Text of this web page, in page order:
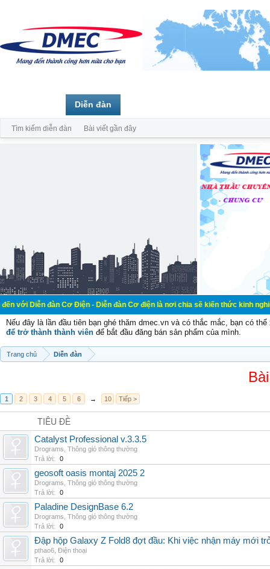
đàn Cơ Điện - Diễn đàn Cơ điện là nơi chia sẽ kiến thức kinh nghiệm
Nếu đây là lần đầu tiên bạn ghé thăm dmec.vn và có thắc mắc, bạn có
để trở thành thành viên để bắt đầu đăng bán sản phẩm của mình.
Trang chủ Diễn đàn
1 2 3 4 5 6 → 10 Tiếp >
TIÊU ĐỀ
Catalyst Professional v.3.3.5
Drograms Thông gió thông thường
Trả lời:
0
geosoft oasis montaj 2025 2
Drograms Thông gió thông thường
Trả lời:
0
Paladine DesignBase 6.2
Drograms Thông gió thông thường
Trả lời:
0
Đập hộp Galaxy Z Fold8 đợt đầu: Khi việc nhận máy mới
pthao6 Điện thoại
Trả lời:
0
Diễn đàn
Tìm kiếm diễn đàn Bài viết gần đây